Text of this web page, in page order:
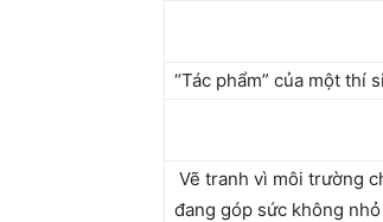
“Tác phẩm” của một thí
Vẽ tranh vì môi trường
đang góp sức không